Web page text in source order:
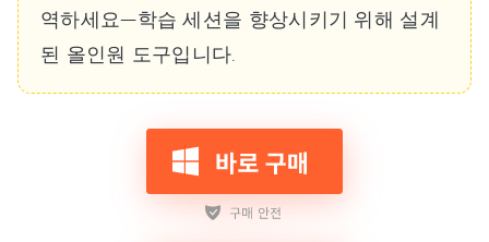
역하세요—학습 세션을 향상시키기 위해 설계
된 올인원 도구입니다.